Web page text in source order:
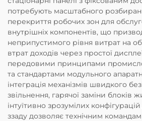
потребують масштабного
перекриття робочих зон для
внутрішніх компонентів, що
неприпустимого рівня витрат на
втрат доходів через простої
передовими принципами
та стандартами модульного
інтеграція механізмів швидкого
звільнення, гарячої заміни блоків
інтуїтивно зрозумілих
ззаду дозволяє технічним